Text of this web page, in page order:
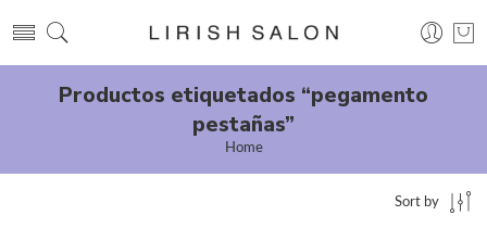
Productos etiquetados “pegamento
pestañas”
Home
Sort by